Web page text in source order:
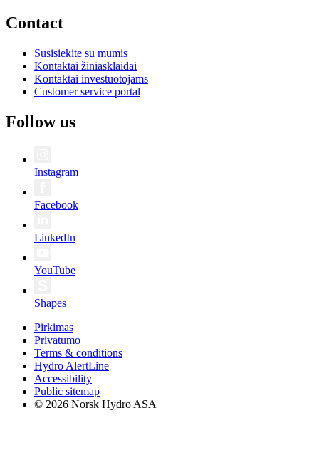
Contact
Susisiekite su mumis
Kontaktai žiniasklaidai
Kontaktai investuotojams
Customer service portal
Follow us
Instagram
Facebook
LinkedIn
YouTube
Shapes
Pirkimas
Privatumo
Terms & conditions
Hydro AlertLine
Accessibility
Public sitemap
© 2026 Norsk Hydro ASA